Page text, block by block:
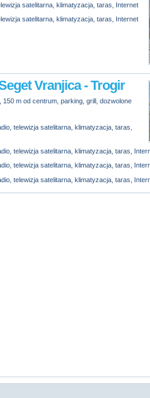
satelitarna, klimatyzacja, taras, Internet
satelitarna, klimatyzacja, taras, Internet
Vranjica - Trogir
m od centrum, parking, grill, dozwolone
telewizja satelitarna, klimatyzacja, taras,
telewizja satelitarna, klimatyzacja, taras,
telewizja satelitarna, klimatyzacja, taras,
telewizja satelitarna, klimatyzacja, taras,